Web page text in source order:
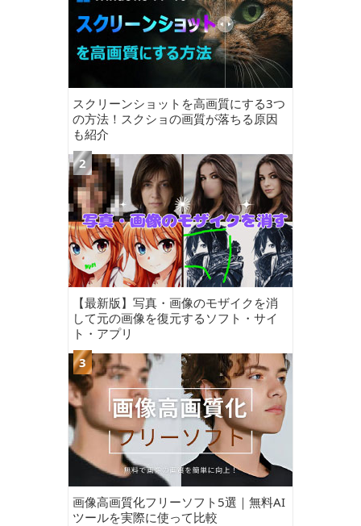
スクリーンショットを高画質にする3つ
の方法！スクショの画質が落ちる原因
も紹介
【最新版】写真・画像のモザイクを消
して元の画像を復元するソフト・サイ
ト・アプリ
画像高画質化フリーソフト5選｜無料AI
ツールを実際に使って比較